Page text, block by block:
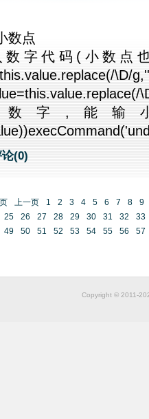
数点
字代码(小数点
\D/
字,能输小
(0)
上一页 1 2 3 4 5 6 7 8
9
25 26 27 28 29 30 31 32
33
49 50 51 52 53 54 55 56
57
Copyright © 2011-